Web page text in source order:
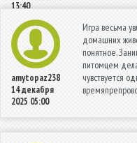
13:40
amytopaz238
14 декабря
2025 05:00
Игра весьма
домашних
понятное.
питомцем
чувствуется